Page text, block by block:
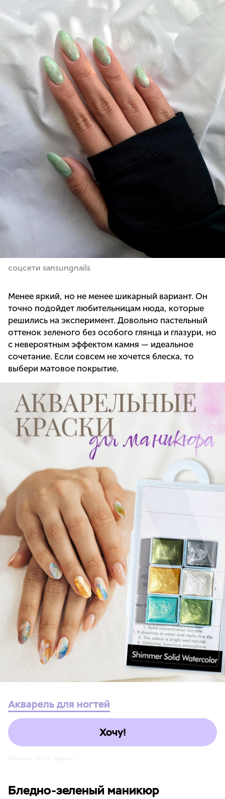
соцсети sansungnails
Менее яркий, но не менее шикарный вариант. Он
точно подойдет любительницам нюда, которые
решились на эксперимент. Довольно пастельный
оттенок зеленого без особого глянца и глазури, но
с невероятным эффектом камня — идеальное
сочетание. Если совсем не хочется блеска, то
выбери матовое покрытие.
Акварель для ногтей
Хочу!
Бледно-зеленый маникюр